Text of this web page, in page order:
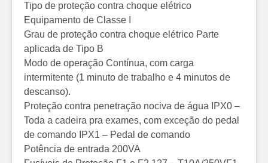
Tipo de proteção contra choque elétrico
Equipamento de Classe I
Grau de proteção contra choque elétrico Parte
aplicada de Tipo B
Modo de operação Contínua, com carga
intermitente (1 minuto de trabalho e 4 minutos de
descanso).
Proteção contra penetração nociva de água IPX0 –
Toda a cadeira pra exames, com exceção do pedal
de comando IPX1 – Pedal de comando
Potência de entrada 200VA